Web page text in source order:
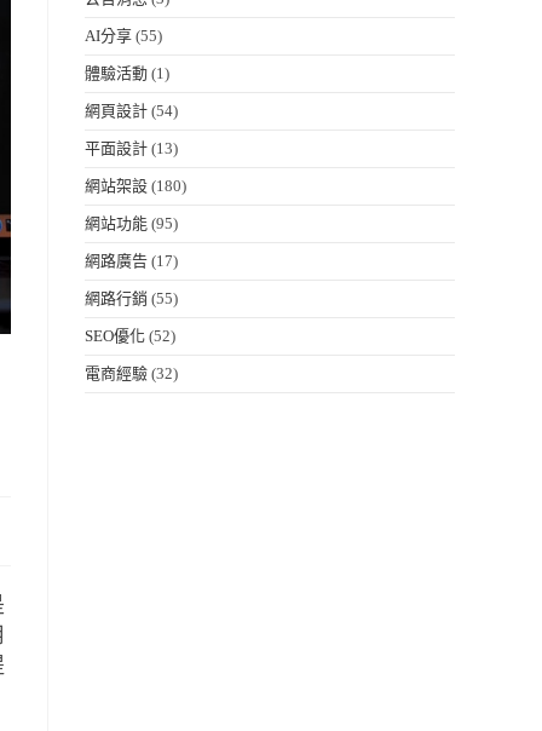
AI分享 (55)
體驗活動 (1)
網頁設計 (54)
平面設計 (13)
網站架設 (180)
網站功能 (95)
網路廣告 (17)
網路行銷 (55)
SEO優化 (52)
電商經驗 (32)